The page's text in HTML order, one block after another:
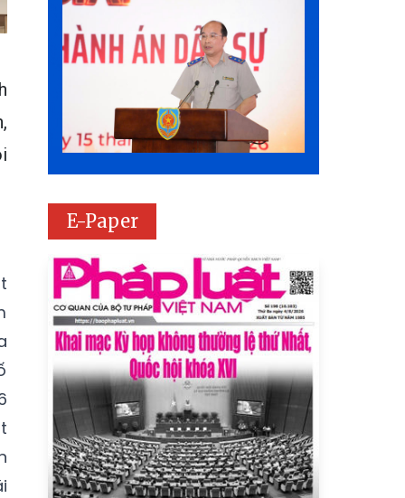
E-Paper